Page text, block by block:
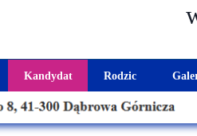
Rodzic
Harmonogram
roku szkolnego
Kandydat
Aktualności dla